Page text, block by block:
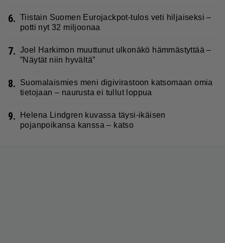
6. Tiistain Suomen Eurojackpot-tulos veti hiljaiseksi –
potti nyt 32 miljoonaa
7. Joel Harkimon muuttunut ulkonäkö hämmästyttää –
”Näytät niin hyvältä”
8.
Suomalaismies meni digivirastoon katsomaan omia
tietojaan – naurusta ei tullut loppua
9.
Helena Lindgren kuvassa täysi-ikäisen
pojanpoikansa kanssa – katso